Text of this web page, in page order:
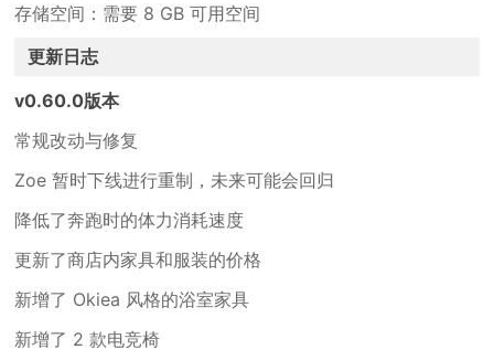
存储空间：需要 8 GB 可用空间
更新日志
v0.60.0版本
常规改动与修复
Zoe 暂时下线进行重制，未来可能会回归
降低了奔跑时的体力消耗速度
更新了商店内家具和服装的价格
新增了 Okiea 风格的浴室家具
新增了 2 款电竞椅